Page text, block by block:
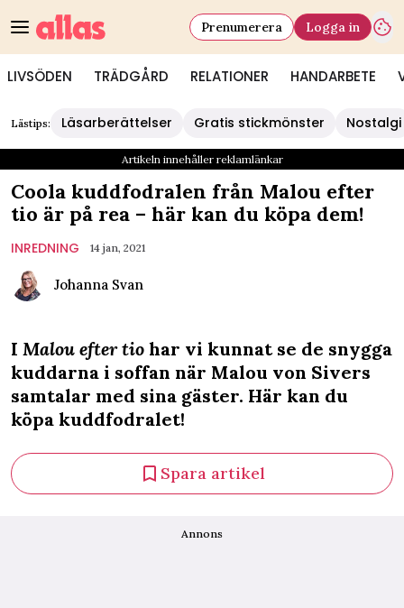
LIVSÖDEN TRÄDGÅRD RELATIONER HANDARBETE
Prenumerera Logga in
Lästips: Läsarberättelser Gratis stickmönster Nostalgi
Artikeln innehåller reklamlänkar
Coola kuddfodralen från Malou efter
tio är på rea – här kan du köpa dem!
INREDNING 14 jan, 2021
Johanna Svan
I Malou efter tio har vi kunnat se de snygga
kuddarna i soffan när Malou von Sivers
samtalar med sina gäster. Här kan du
köpa kuddfodralet!
Spara artikel
Annons